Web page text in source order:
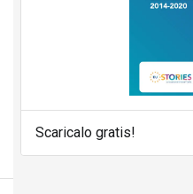
Scaricalo gratis!